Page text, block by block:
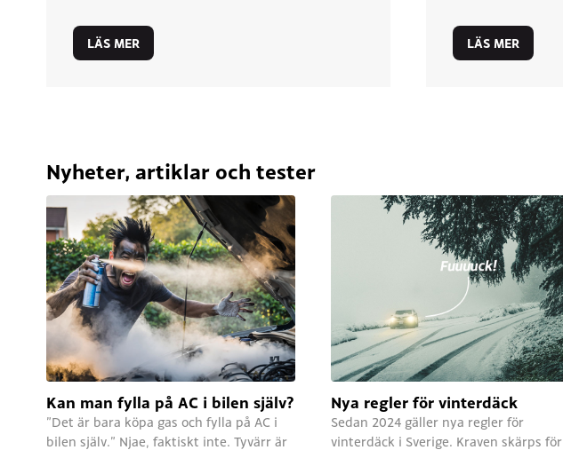
LÄS MER LÄS MER
Nyheter, artiklar och tester
Kan man fylla på AC i bilen själv?
”Det är bara köpa gas och fylla på AC i
bilen själv.” Njae, faktiskt inte. Tyvärr är
Nya regler för vinterdäck
Sedan 2024 gäller nya regler för
vinterdäck i Sverige. Kraven skärps för